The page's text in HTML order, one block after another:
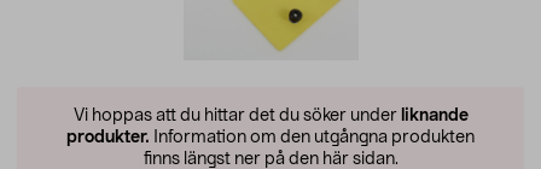
Vi hoppas att du hittar det du söker under liknande
produkter. Information om den utgångna produkten
finns längst ner på den här sidan.